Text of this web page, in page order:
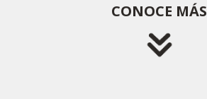
CONOCE MÁS